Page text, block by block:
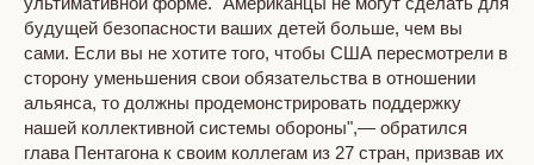
будущей безопасности ваших детей больше, чем вы
сами. Если вы не хотите того, чтобы США пересмотрели в
сторону уменьшения свои обязательства в отношении
альянса, то должны продемонстрировать поддержку
нашей коллективной системы обороны",— обратился
глава Пентагона к своим коллегам из 27 стран, призвав их